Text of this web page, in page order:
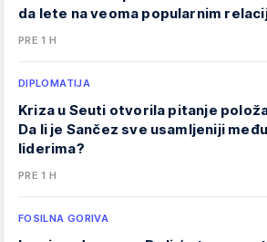
da lete na veoma popularnim
PRE 1 H
DIPLOMATIJA
Kriza u Seuti otvorila pitanje
Da li je Sančez sve usamljeniji
liderima?
PRE 1 H
FOSILNA GORIVA